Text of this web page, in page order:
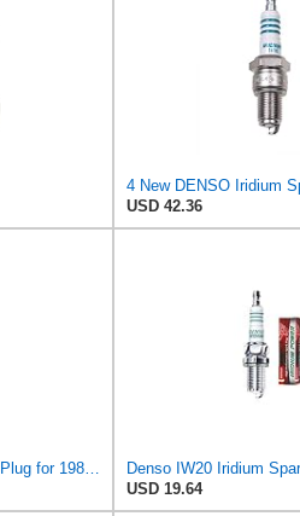
USD 42.36
Denso IW20 Iridium Spark Plug for 1983-85 Harley-Davidson XR 1000 (C01013918)
USD 19.64